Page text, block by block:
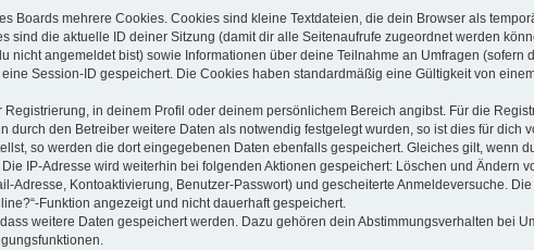
Boards mehrere Cookies. Cookies sind kleine Textdateien, die dein Browser als
sind die aktuelle ID deiner Sitzung (damit dir alle Seitenaufrufe zugeordnet werden
nicht angemeldet bist) sowie Informationen über deine Teilnahme an Umfragen (sofern
Session-ID gespeichert. Die Cookies haben standardmäßig eine Gültigkeit von
in deinem Profil oder deinem persönlichem Bereich angibst. Für die
durch den Betreiber weitere Daten als notwendig festgelegt wurden, so ist dies für dich
so werden die dort eingegebenen Daten ebenfalls gespeichert. Gleiches gilt, wenn
IP-Adresse wird weiterhin bei folgenden Aktionen gespeichert: Löschen und Ändern
Adresse, Kontoaktivierung, Benutzer-Passwort) und gescheiterte Anmeldeversuche.
Funktion angezeigt und nicht dauerhaft gespeichert.
weitere Daten gespeichert werden. Dazu gehören dein Abstimmungsverhalten bei